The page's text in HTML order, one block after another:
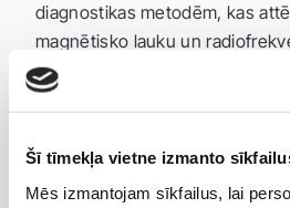
Šī tīmekļa vietne izmanto
Mēs izmantojam sīkfailus, lai
diagnostikas metodēm, kas
magnētisko lauku un
Pieejami Nacionālā
apmaksāti un maksas